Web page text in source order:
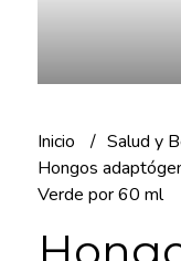
Inicio Salud y
Hongos
Verde por 60 ml